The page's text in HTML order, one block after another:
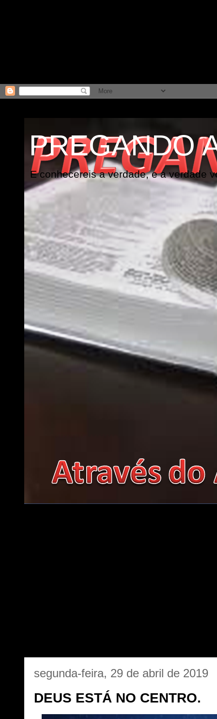
PREGANDO
E conhecereis a verdade, e a verdade
segunda-feira, 29 de abril de 2019
DEUS ESTÁ NO CENTRO.